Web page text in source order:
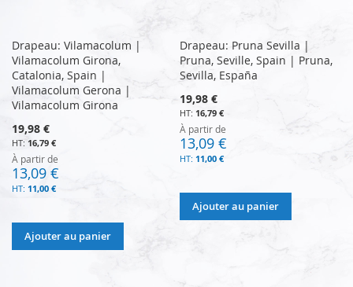
Drapeau: Vilamacolum |
Vilamacolum Girona,
Catalonia, Spain |
Vilamacolum Gerona |
Vilamacolum Girona
19,98 €
16,79 €
À partir de
13,09 €
11,00 €
Ajouter au panier
Drapeau: Pruna Sevilla |
Pruna, Seville, Spain | Pruna,
Sevilla, España
19,98 €
16,79 €
À partir de
13,09 €
11,00 €
Ajouter au panier